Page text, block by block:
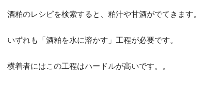
酒粕のレシピを検索すると、粕汁や甘酒がでてきます。
いずれも「酒粕を水に溶かす」工程が必要です。
横着者にはこの工程はハードルが高いです。。